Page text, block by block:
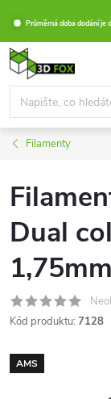
obsah
Průměrná doba dodání je
Filamenty
Dual
Kód produktu: 7128
AMS